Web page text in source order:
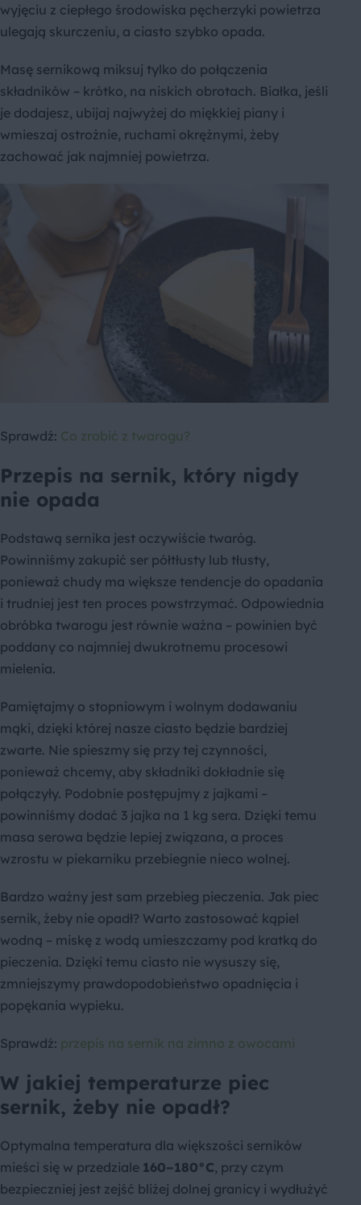
wyjęciu z ciepłego środowiska pęcherzyki powietrza
ulegają skurczeniu, a ciasto szybko opada.
Masę sernikową miksuj tylko do połączenia
składników – krótko, na niskich obrotach. Białka, jeśli
je dodajesz, ubijaj najwyżej do miękkiej piany i
wmieszaj ostrożnie, ruchami okrężnymi, żeby
zachować jak najmniej powietrza.
Sprawdź: Co zrobić z twarogu?
Przepis na sernik, który nigdy
nie opada
Podstawą sernika jest oczywiście twaróg.
Powinniśmy zakupić ser półtłusty lub tłusty,
ponieważ chudy ma większe tendencje do opadania
i trudniej jest ten proces powstrzymać. Odpowiednia
obróbka twarogu jest równie ważna – powinien być
poddany co najmniej dwukrotnemu procesowi
mielenia.
Pamiętajmy o stopniowym i wolnym dodawaniu
mąki, dzięki której nasze ciasto będzie bardziej
zwarte. Nie spieszmy się przy tej czynności,
ponieważ chcemy, aby składniki dokładnie się
połączyły. Podobnie postępujmy z jajkami –
powinniśmy dodać 3 jajka na 1 kg sera. Dzięki temu
masa serowa będzie lepiej związana, a proces
wzrostu w piekarniku przebiegnie nieco wolnej.
Bardzo ważny jest sam przebieg pieczenia. Jak piec
sernik, żeby nie opadł? Warto zastosować kąpiel
wodną – miskę z wodą umieszczamy pod kratką do
pieczenia. Dzięki temu ciasto nie wysuszy się,
zmniejszymy prawdopodobieństwo opadnięcia i
popękania wypieku.
Sprawdź: przepis na sernik na zimno z owocami
W jakiej temperaturze piec
sernik, żeby nie opadł?
Optymalna temperatura dla większości serników
mieści się w przedziale 160–180°C, przy czym
bezpieczniej jest zejść bliżej dolnej granicy i wydłużyć